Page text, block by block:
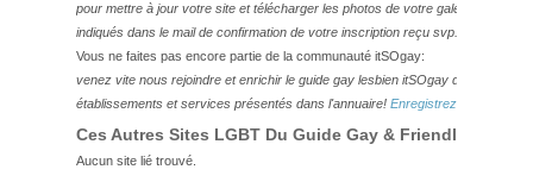
pour mettre à jour votre site et télécharger les photos de votre galerie,
indiqués dans le mail de confirmation de votre inscription reçu svp.
Vous ne faites pas encore partie de la communauté itSOgay:
venez vite nous rejoindre et enrichir le guide gay lesbien itSOgay de vos
établissements et services présentés dans l'annuaire! Enregistrez-vous ici!
Ces Autres Sites LGBT Du Guide Gay & Friendly
Aucun site lié trouvé.